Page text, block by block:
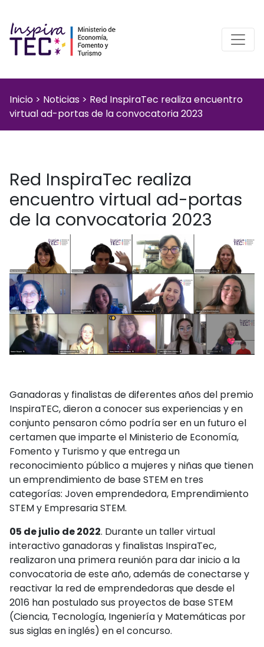
Inicio > Noticias > Red InspiraTec realiza encuentro
virtual ad-portas de la convocatoria 2023
Red InspiraTec realiza
encuentro virtual ad-portas
de la convocatoria 2023
Ganadoras y finalistas de diferentes años del premio
InspiraTEC, dieron a conocer sus experiencias y en
conjunto pensaron cómo podría ser en un futuro el
certamen que imparte el Ministerio de Economía,
Fomento y Turismo y que entrega un
reconocimiento público a mujeres y niñas que tienen
un emprendimiento de base STEM en tres
categorías: Joven emprendedora, Emprendimiento
STEM y Empresaria STEM.
05 de julio de 2022. Durante un taller virtual
interactivo ganadoras y finalistas InspiraTec,
realizaron una primera reunión para dar inicio a la
convocatoria de este año, además de conectarse y
reactivar la red de emprendedoras que desde el
2016 han postulado sus proyectos de base STEM
(Ciencia, Tecnología, Ingeniería y Matemáticas por
sus siglas en inglés) en el concurso.